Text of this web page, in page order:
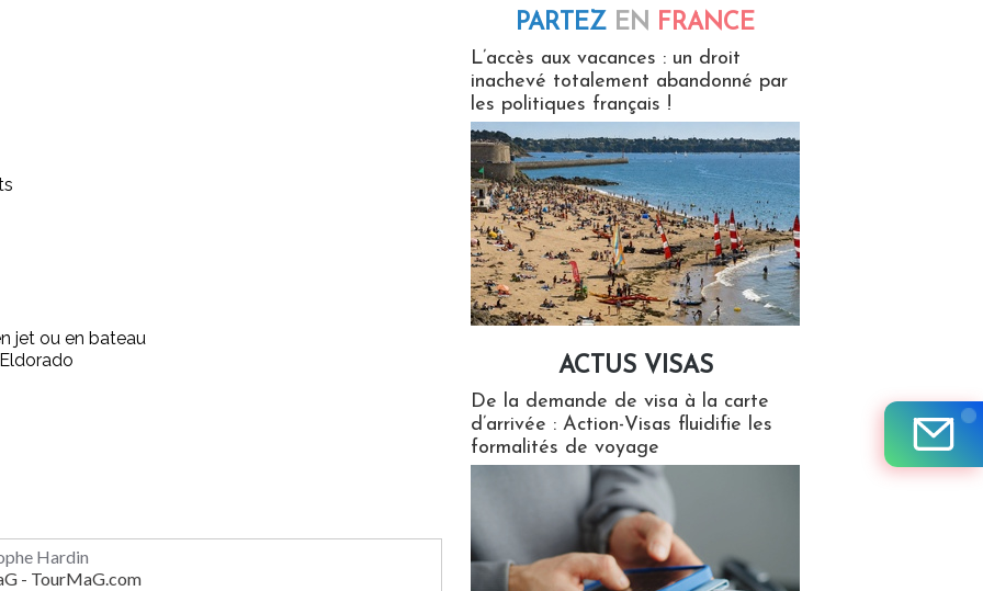
jet ou en bateau
Hardin
- TourMaG.com
PARTEZ EN FRANCE
L’accès aux vacances : un droit
inachevé totalement abandonné par
les politiques français !
ACTUS VISAS
De la demande de visa à la carte
d’arrivée : Action-Visas fluidifie les
formalités de voyage